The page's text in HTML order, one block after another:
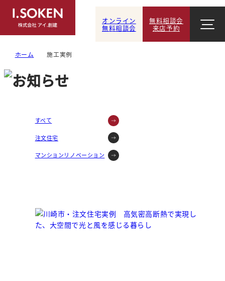
オンライン
無料相談会
無料相談会
来店予約
ホーム 施工実例
すべて
注文住宅
マンションリノベーション